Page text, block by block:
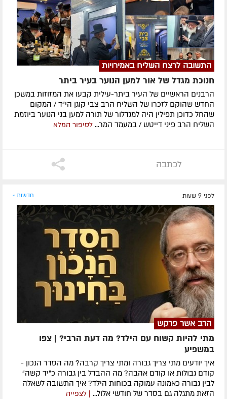
התשובה לרצח השליח באמירויות
חנוכת מגדל של אור למען הנוער בעיר ביתר
הרבנים הראשיים של העיר ביתר-עילית קבעו את המזוזות במשכן
החדש שהוקם לזכרו של השליח הרב צבי קוגן הי"ד / המקום
שהחל כדוכן תפילין היה למגדלור של תורה למען בני הנוער ביוזמת
השליח הרב פיני דייטש / במעמד המר... לסיפור המלא
לכתבה
לפני 9 שעות חדשות »
הרב אשר פרקש
מתי להיות קשוח עם הילד? מה דעת הרבי? | צפו
במשפיע
איך יודעים מתי צריך גבורה ומתי צריך קרבה? מה הסדר הנכון -
קודם גבולות או קודם אהבה? מה ההבדל בין גבורה כ"יד קשה"
לבין גבורה כאמונה עמוקה בכוחות הילד? איך התשובה לשאלה
הזאת מתגלה גם בסדר של חודשי אלול... | לצפייה